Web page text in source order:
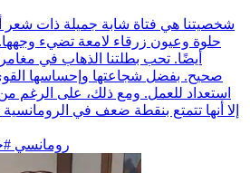
شخصيتنا هي فتاة شابة جميلة ذات شعر
حلوة وعيون زرقاء لامعة تضيء
أيضًا. تحب بطلتنا الذهاب في
صحيح. بفضل شجاعتها وإحساسها القوي
استعداد للعمل. ومع ذلك، على الرغم
إلا أنها تتمتع بنقطة ضعف في
#رومانسي